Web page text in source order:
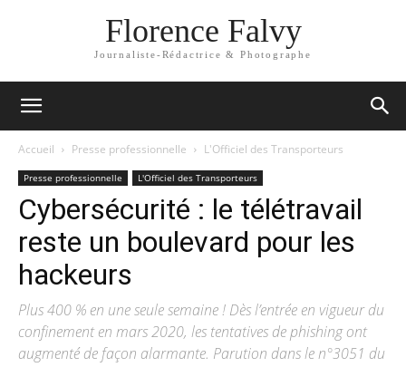
Florence Falvy
Journaliste-Rédactrice & Photographe
Accueil Presse professionnelle L'Officiel des Transporteurs
Presse professionnelle L'Officiel des Transporteurs
Cybersécurité : le télétravail
reste un boulevard pour les
hackeurs
Plus 400 % en une seule semaine ! Dès l’entrée en vigueur du
confinement en mars 2020, les tentatives de phishing ont
augmenté de façon alarmante. Parution dans le n°3051 du